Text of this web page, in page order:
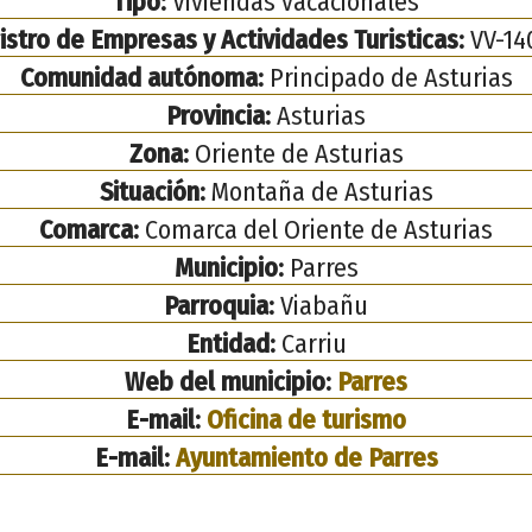
de Empresas y Actividades Turisticas:VV-
Comunidad autónoma:Principado de Asturias
Provincia:Asturias
Zona:Oriente de Asturias
Situación:Montaña de Asturias
Comarca: Comarca del Oriente de Asturias
Municipio:Parres
Parroquia:Viabañu
Entidad:Carriu
Web del municipio: Parres
E-mail: Oficina de turismo
E-mail:Ayuntamiento de Parres